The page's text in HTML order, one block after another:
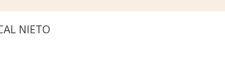
NIETO